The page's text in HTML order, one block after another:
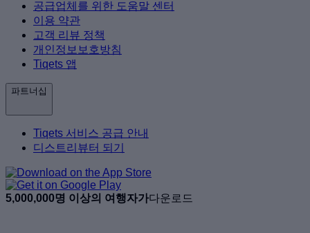
공급업체를 위한 도움말 센터
이용 약관
고객 리뷰 정책
개인정보보호방침
Tiqets 앱
파트너십
Tiqets 서비스 공급 안내
디스트리뷰터 되기
5,000,000명 이상의 여행자가다운로드